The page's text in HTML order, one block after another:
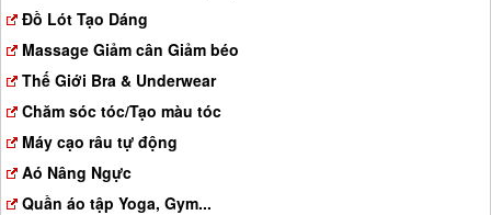
Đồ Lót Tạo Dáng
Massage Giảm cân Giảm béo
Thế Giới Bra & Underwear
Chăm sóc tóc/Tạo màu tóc
Máy cạo râu tự động
Aó Nâng Ngực
Quần áo tập Yoga, Gym...